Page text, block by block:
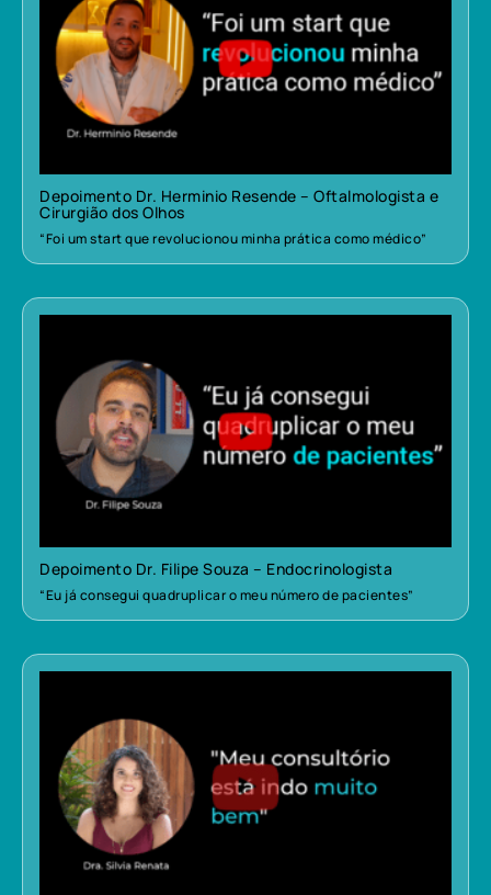
Depoimento Dr. Herminio Resende – Oftalmologista e
Cirurgião dos Olhos
“Foi um start que revolucionou minha prática como médico”
Depoimento Dr. Filipe Souza – Endocrinologista
“Eu já consegui quadruplicar o meu número de pacientes”